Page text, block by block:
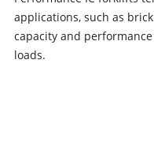
applications, such as
capacity and
loads.